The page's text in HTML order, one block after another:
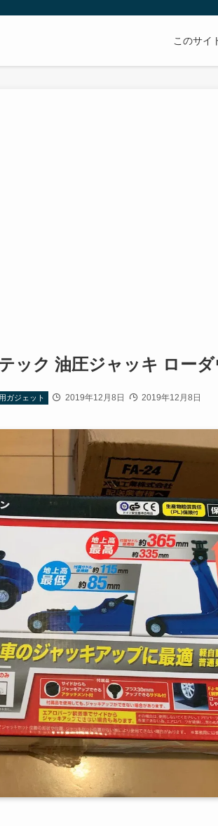
このサイ
ック 油圧ジャッキ ローダ
ガジェット 2019年12月8日 2019年12月8日